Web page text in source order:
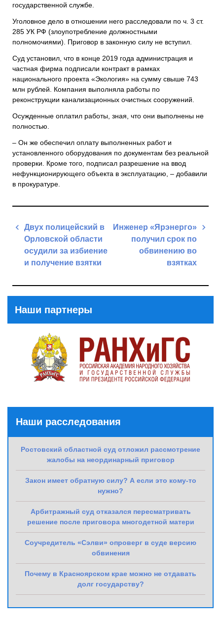
государственной службе.
Уголовное дело в отношении него расследовали по ч. 3 ст.
285 УК РФ (злоупотребление должностными
полномочиями). Приговор в законную силу не вступил.
Суд установил, что в конце 2019 года администрация и
частная фирма подписали контракт в рамках
национального проекта «Экология» на сумму свыше 743
млн рублей. Компания выполняла работы по
реконструкции канализационных очистных сооружений.
Осужденные оплатил работы, зная, что они выполнены не
полностью.
– Он же обеспечил оплату выполненных работ и
установленного оборудования по документам без реальной
проверки. Кроме того, подписал разрешение на ввод
нефункционирующего объекта в эксплуатацию, – добавили
в прокуратуре.
Навигация
записям
Двух полицейский в
Орловской области
осудили за избиение
и получение взятки
Инженер «Ярэнерго»
получил срок по
обвинению во
взятках
Наши партнеры
Наши расследования
Ростовский областной суд отложил рассмотрение
жалобы на неординарный приговор
Закон имеет обратную силу? А если это кому-то
нужно?
Арбитражный суд отказался пересматривать
решение после приговора многодетной матери
Соучредитель «Сэлви» опроверг в суде версию
обвинения
Почему в Красноярском крае можно не отдавать
долг государству?